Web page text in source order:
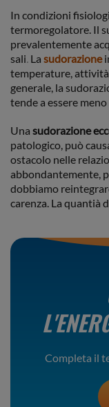
In condizioni
termoregolatore. Il
prevalentemente
sali. La sudorazione
temperature,
generale, la
tende a essere
Una sudorazione
patologico, può
ostacolo nelle
abbondantemente,
dobbiamo
carenza. La quantià
Completa il